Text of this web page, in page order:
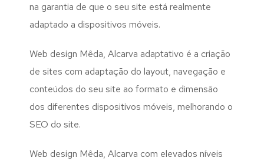
na garantia de que o seu site está realmente
adaptado a dispositivos móveis.
Web design Mêda, Alcarva adaptativo é a criação
de sites com adaptação do layout, navegação e
conteúdos do seu site ao formato e dimensão
dos diferentes dispositivos móveis, melhorando o
SEO do site.
Web design Mêda, Alcarva com elevados níveis